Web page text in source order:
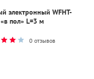
электронный WFHT-
пол» L=3 м
0 отзывов